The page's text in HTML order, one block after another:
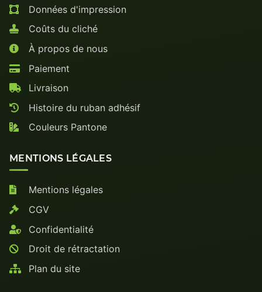
Données d'impression
Coûts du cliché
À propos de nous
Paiement
Livraison
Histoire du ruban adhésif
Couleurs Pantone
MENTIONS LÉGALES
Mentions légales
CGV
Confidentialité
Droit de rétractation
Plan du site